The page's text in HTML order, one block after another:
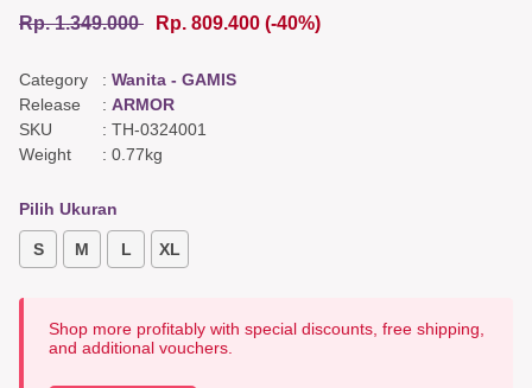
ramah ibu menyusui, Furing in rok, Bordir di manset, Aksen
Kuku
Warna & Bahan
Sifon bunga biru,
katun twill biru tua,
katun twill motif kotak biru.
Rp. 1.349.000 Rp. 809.400 (-40%)
Category : Wanita - GAMIS
Release
: ARMOR
SKU
: TH-0324001
Weight
: 0.77kg
Pilih Ukuran
S M L XL
Shop more profitably with special discounts, free shipping,
and additional vouchers.